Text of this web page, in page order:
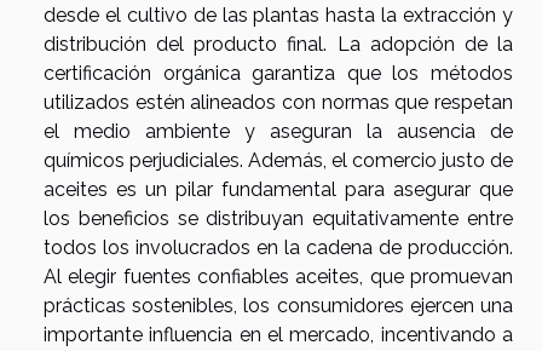
desde el cultivo de las plantas hasta la extracción y
distribución del producto final. La adopción de la
certificación orgánica garantiza que los métodos
utilizados estén alineados con normas que respetan
el medio ambiente y aseguran la ausencia de
químicos perjudiciales. Además, el comercio justo de
aceites es un pilar fundamental para asegurar que
los beneficios se distribuyan equitativamente entre
todos los involucrados en la cadena de producción.
Al elegir fuentes confiables aceites, que promuevan
prácticas sostenibles, los consumidores ejercen una
importante influencia en el mercado, incentivando a